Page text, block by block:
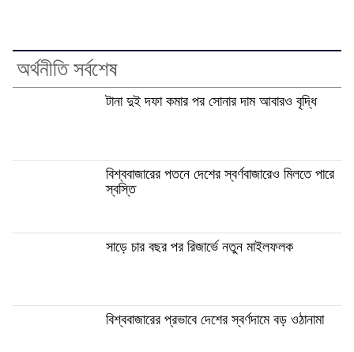
অর্থনীতি সর্বশেষ
টানা দুই দফা কমার পর সোনার দাম আবারও বৃদ্ধি
বিশ্ববাজারের পতনে দেশের স্বর্ণবাজারেও মিলতে পারে
স্বস্তি
সাড়ে চার বছর পর রিজার্ভে নতুন মাইলফলক
বিশ্ববাজারের প্রভাবে দেশের স্বর্ণদামে বড় ওঠানামা